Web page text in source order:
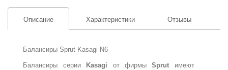
Описание Характеристики Отзывы
Балансиры Sprut Kasagi N6
Балансиры серии Kasagi от фирмыSprut имеют